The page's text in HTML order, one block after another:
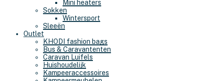
Mini heaters
Sokken
Wintersport
Sleeën
Outlet
KHODI fashion bags
Bus & Caravantenten
Caravan Luifels
Huishoudelijk
Kampeeraccessoires